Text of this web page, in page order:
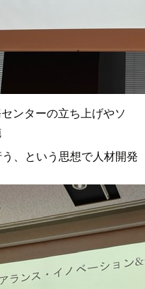
ンターの立ち上げやソ
、という思想で人材開発